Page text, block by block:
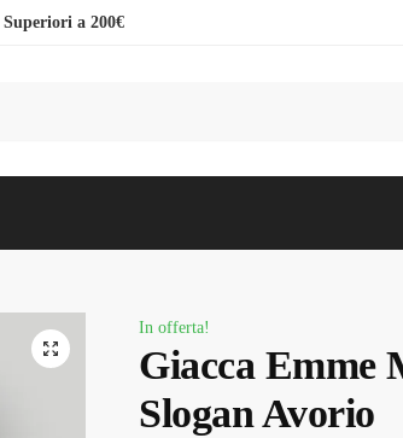
Superiori a 200€
In offerta!
Giacca Emme
Slogan Avorio